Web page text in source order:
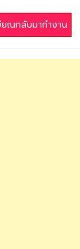
ยณกลับมาทำงาน